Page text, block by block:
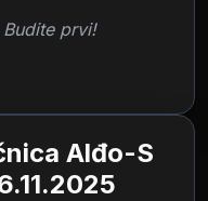
prvi!
Alđo-S